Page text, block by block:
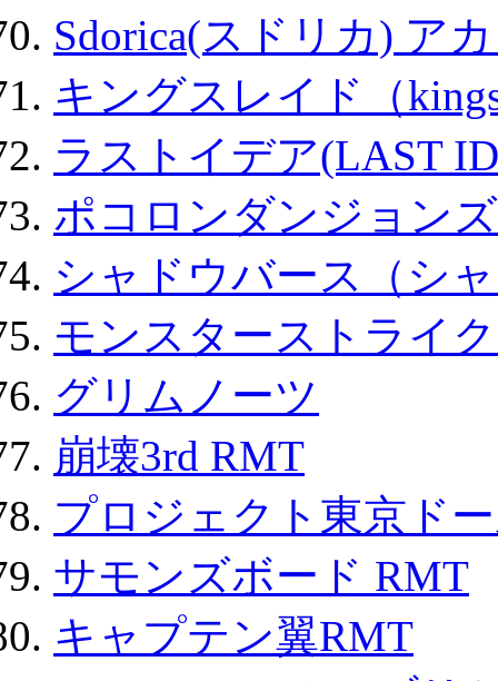
Sdorica(スドリカ) ア
キングスレイド（
ラストイデア(LAST
ポコロンダンジョン
シャドウバース（シ
モンスターストライ
グリムノーツ
崩壊3rd RMT
プロジェクト東京ド
サモンズボード RMT
キャプテン翼RMT